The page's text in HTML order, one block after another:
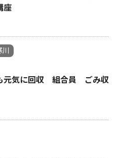
座
元気に回収 組合員 ごみ収